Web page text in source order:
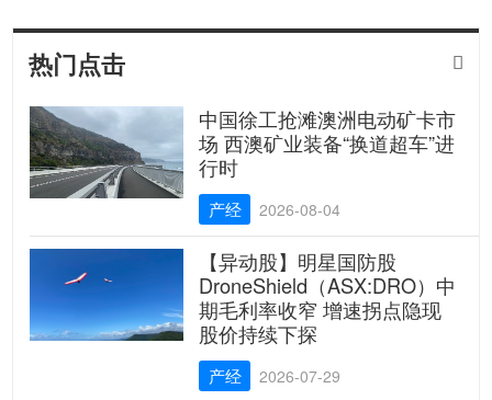
展阶段
热门点击 
中国徐工抢滩澳洲电动矿卡市
场 西澳矿业装备“换道超车”进
行时
产经 2026-08-04
【异动股】明星国防股
DroneShield（ASX:DRO）中
期毛利率收窄 增速拐点隐现
股价持续下探
产经 2026-07-29